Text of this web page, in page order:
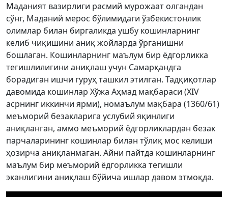
Маданият вазирлиги расмий мурожаат олгандан
сўнг, Маданий мерос бўлимидаги ўзбекистонлик
олимлар билан биргаликда ушбу кошинларнинг
келиб чиқишини аниқ жойларда ўрганишни
бошлаган. Кошинларнинг маълум бир ёдгорликка
тегишлилигини аниқлаш учун Самарқандга
борадиган ишчи гуруҳ ташкил этилган. Тадқиқотлар
давомида кошинлар Хўжа Аҳмад мақбараси (XIV
асрнинг иккинчи ярми), номаълум мақбара (1360/61)
меъморий безакларига услубий яқинлиги
аниқланган, аммо меъморий ёдгорликлардан безак
парчаларининг кошинлар билан тўлиқ мос келиши
ҳозирча аниқланмаган. Айни пайтда кошинларнинг
маълум бир меъморий ёдгорликка тегишли
эканлигини аниқлаш бўйича ишлар давом этмоқда.